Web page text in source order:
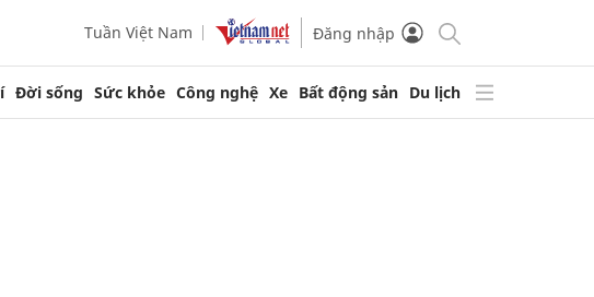
Tuần Việt Nam Đăng nhập
Đời sống Sức khỏe Công nghệ Xe Bất động sản Du lịch